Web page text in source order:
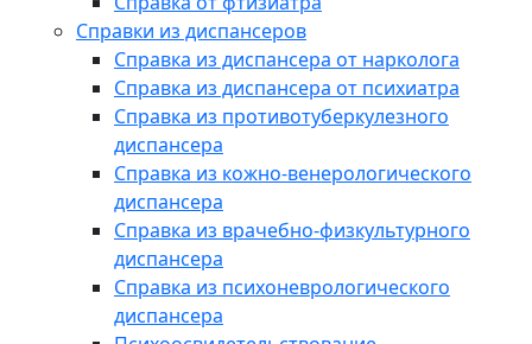
Справки из диспансеров
Справка из диспансера от нарколога
Справка из диспансера от психиатра
Справка из противотуберкулезного
диспансера
Справка из кожно-венерологического
диспансера
Справка из врачебно-физкультурного
диспансера
Справка из психоневрологического
диспансера